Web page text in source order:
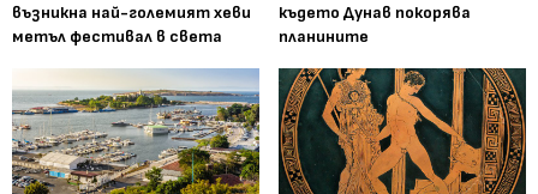
възникна най-големият хеви
метъл фестивал в света
където Дунав покорява
планините